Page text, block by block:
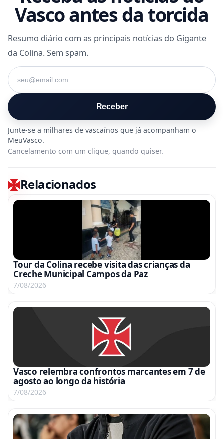
Vasco antes da torcida
Resumo diário com as principais notícias do Gigante
da Colina. Sem spam.
Seu e-mail
Receber
Cancelamento com um clique, quando quiser.
Relacionados
Tour da Colina recebe visita das crianças da
Creche Municipal Campos da Paz
7/08/2026
Vasco relembra confrontos marcantes em 7 de
agosto ao longo da história
7/08/2026